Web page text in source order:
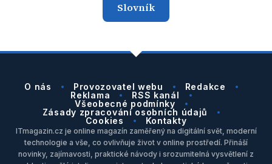
Slovník
O nás Provozovatel webu
Redakce
Reklama
RSS kanál
Všeobecné podmínky
Zásady zpracování osobních údajů
Cookies
Kontakty
ITmagazin.cz je online magazín zaměřený na digitální svět, moderní
technologie a vše, co ovlivňuje život v online prostředí. Přináší
novinky, zajímavosti, praktické návody i srozumitelná vysvětlení z